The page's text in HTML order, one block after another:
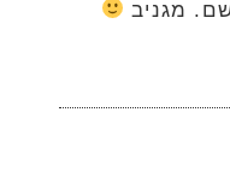
מגניב